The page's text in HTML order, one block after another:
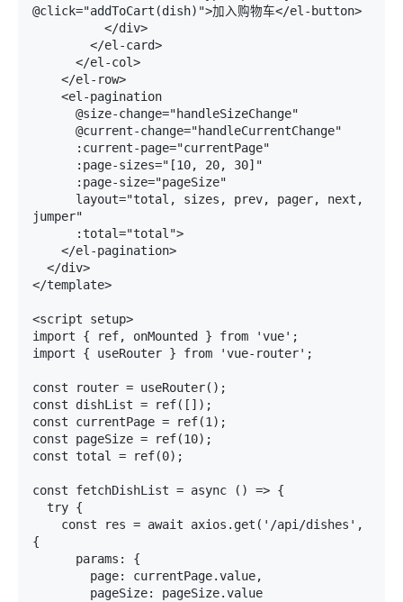
@click="addToCart(dish)">加入购物车</el-button>
jumper"
</template>
<script setup>
import { ref, onMounted } from 'vue';
import { useRouter } from 'vue-router';
const router = useRouter();
const dishList = ref([]);
const currentPage = ref(1);
const pageSize = ref(10);
const total = ref(0);
const fetchDishList = async () => {
{